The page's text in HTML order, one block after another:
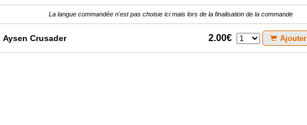
La langue commandée n'est pas choisie ici mais lors de la finalisation de la commande
Aysen Crusader 2.00€ Ajouter